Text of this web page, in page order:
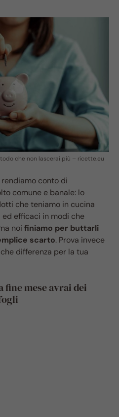
che non lascerai più – ricette.eu
conto di
comune e banale: lo
che teniamo in cucina
efficaci in modi che
noi finiamo per buttarli
scarto. Prova invece
differenza per la tua
fine mese avrai dei